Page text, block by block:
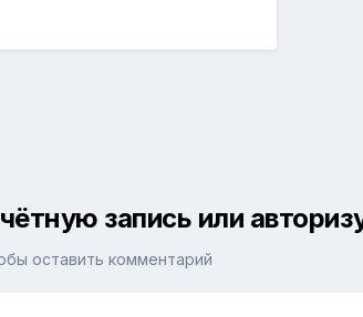
запись или
оставить комментарий